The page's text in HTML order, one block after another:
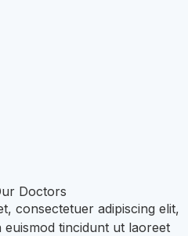
Doctors
consectetuer adipiscing elit,
euismod tincidunt ut laoreet